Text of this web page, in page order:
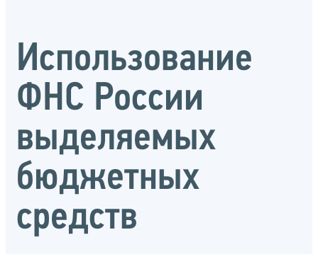
Использование
ФНС России
выделяемых
бюджетных
средств